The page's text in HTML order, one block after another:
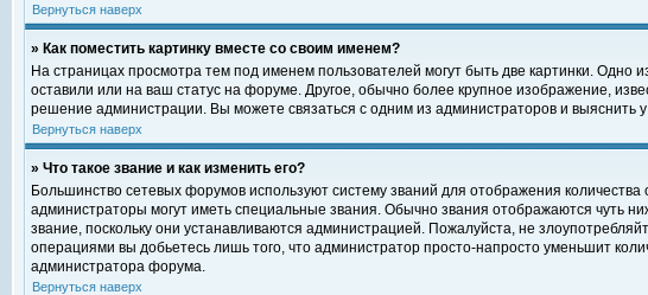
Вернуться наверх
» Как поместить картинку вместе со своим именем?
На страницах просмотра тем под именем пользователей могут быть две картинки. Одно
оставили или на ваш статус на форуме. Другое, обычно более крупное изображение,
решение администрации. Вы можете связаться с одним из администраторов и выяснить
Вернуться наверх
» Что такое звание и как изменить его?
Большинство сетевых форумов используют систему званий для отображения
администраторы могут иметь специальные звания. Обычно звания отображаются чуть
звание, поскольку они устанавливаются администрацией. Пожалуйста, не
операциями вы добьетесь лишь того, что администратор просто-напросто уменьшит
администратора форума.
Вернуться наверх